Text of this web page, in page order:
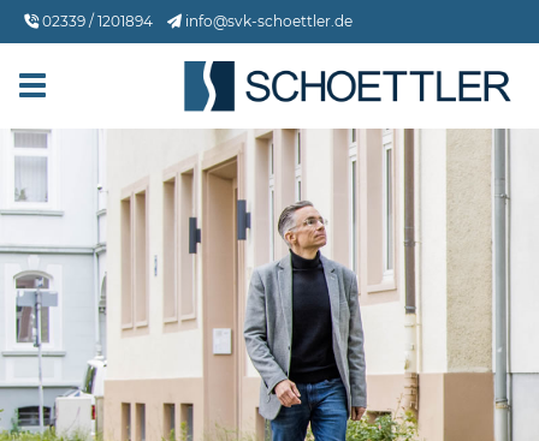
02339 / 1201894 info@svk-schoettler.de
Toggle navigation